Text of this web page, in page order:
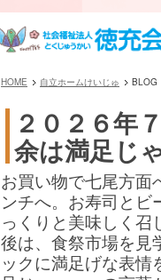
HOME 自立ホームけいじゅ BLOG
２０２６年
余は満足
お買い物で七尾方面
ンチへ。お寿司とビ
っくりと美味しく
後は、食祭市場を見
ックに満足げな表